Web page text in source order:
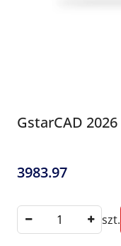
GstarCAD 2026
Cena:
3983.97
szt.